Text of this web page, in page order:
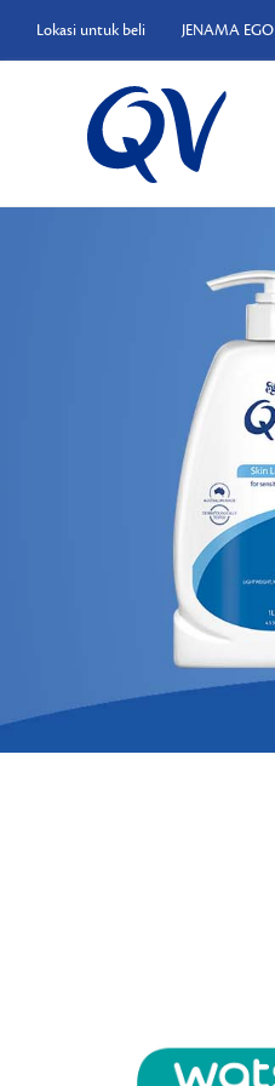
Lokasi untuk beli JENAMA EGO